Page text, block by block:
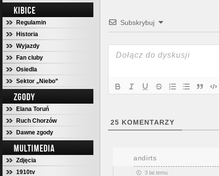
KIBICE
Regulamin
Historia
Wyjazdy
Fan cluby
Osiedla
Sektor „Niebo”
ZGODY
Elana Toruń
Ruch Chorzów
Dawne zgody
MULTIMEDIA
Zdjęcia
1910tv
Subskrybuj
25 KOMENTARZY
andirts
3 lat temu